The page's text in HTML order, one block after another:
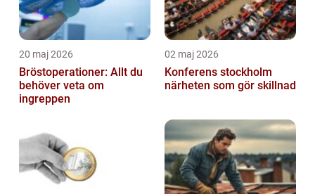
20 maj 2026
Bröstoperationer: Allt du
behöver veta om
ingreppen
02 maj 2026
Konferens stockholm
närheten som gör skillnad